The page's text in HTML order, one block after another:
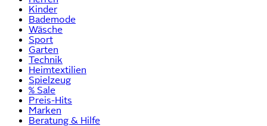
Kinder
Bademode
Wäsche
Sport
Garten
Technik
Heimtextilien
Spielzeug
% Sale
Preis-Hits
Marken
Beratung & Hilfe